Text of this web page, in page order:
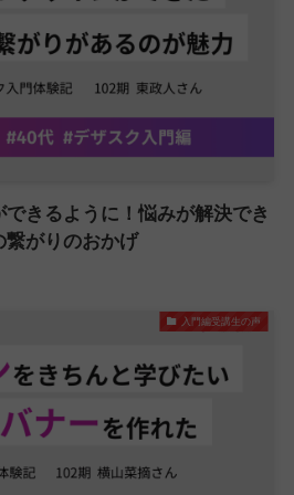
きるように！悩みが解決でき
繋がりのおかげ
入門編受講生の声